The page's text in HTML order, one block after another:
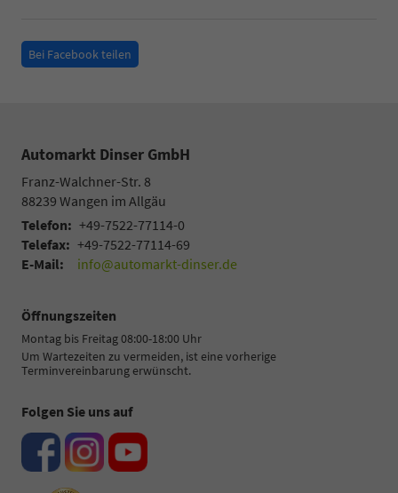
Bei Facebook teilen
Automarkt Dinser GmbH
Franz-Walchner-Str. 8
88239 Wangen im Allgäu
Telefon: +49-7522-77114-0
Telefax: +49-7522-77114-69
E-Mail:
info@automarkt-dinser.de
Öffnungszeiten
Montag bis Freitag 08:00-18:00 Uhr
Um Wartezeiten zu vermeiden, ist eine vorherige
Terminvereinbarung erwünscht.
Folgen Sie uns auf